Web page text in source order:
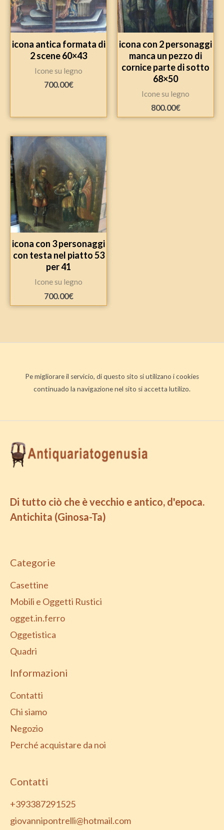
icona antica formata di
2 scene 60×43
Icone su legno
700.00€
icona con 2 personaggi
manca un pezzo di
cornice parte di sotto
68×50
Icone su legno
800.00€
icona con 3 personaggi
con testa nel piatto 53
per 41
Icone su legno
700.00€
Pe migliorare il servicio, di questo sito si utilizano i cookies
continuado la navigazione nel sito si accetta lutilizo.
Di tutto ciò che è vecchio e antico, d'epoca.
Antichita (Ginosa-Ta)
Categorie
Casettine
Mobili e Oggetti Rustici
ogget.in.ferro
Oggetistica
Quadri
Informazioni
Contatti
Chi siamo
Negozio
Perché acquistare da noi
Contatti
+393387291525
giovannipontrelli@hotmail.com